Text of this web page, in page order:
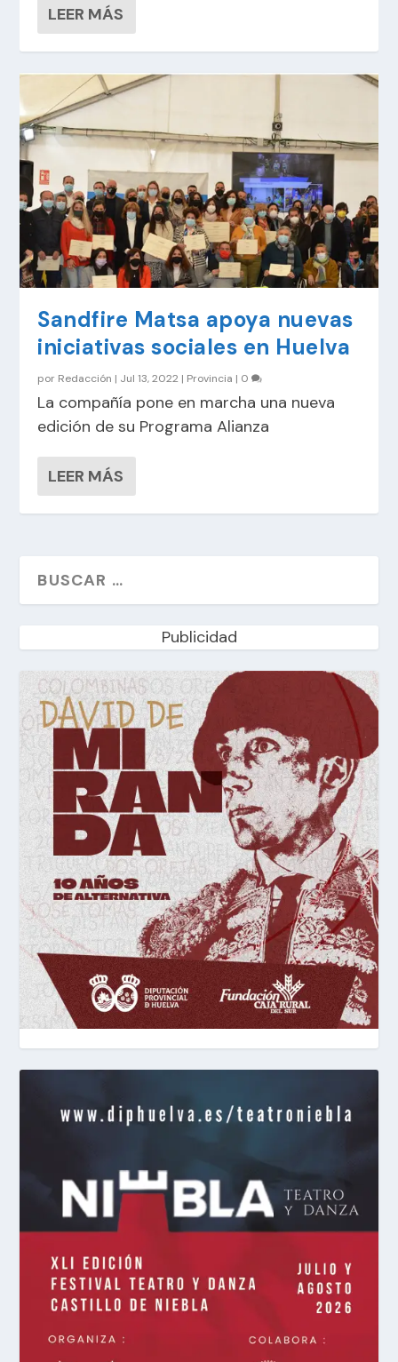
LEER MÁS
Sandfire Matsa apoya nuevas
iniciativas sociales en Huelva
por Redacción | Jul 13, 2022 | Provincia | 0
La compañía pone en marcha una nueva
edición de su Programa Alianza
LEER MÁS
Publicidad